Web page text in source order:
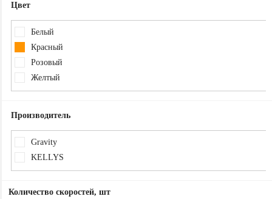
Цвет
Белый
Красный
Розовый
Желтый
Производитель
Gravity
KELLYS
Количество скоростей, шт